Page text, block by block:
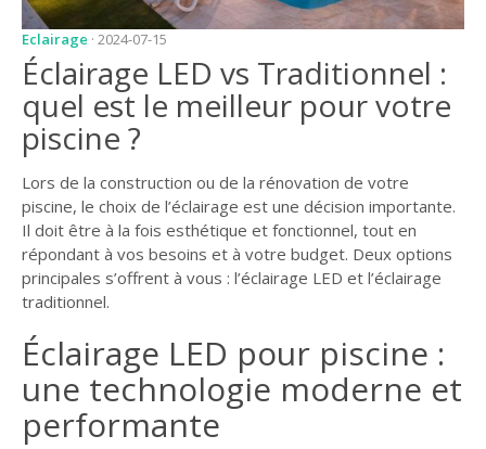
PISCINE
ENTRETIEN
PARTENAIRES
INFO PAYSAGISTE
GUIDE JARDIN ET
PAYSAGE
GUIDE JARDIN
ELAGAGE ET
COMPAGNIE
Eclairage · 2024-07-15
Éclairage LED vs Traditionnel :
quel est le meilleur pour votre
piscine ?
Lors de la construction ou de la rénovation de votre
piscine, le choix de l’éclairage est une décision importante.
Il doit être à la fois esthétique et fonctionnel, tout en
répondant à vos besoins et à votre budget. Deux options
principales s’offrent à vous : l’éclairage LED et l’éclairage
traditionnel.
Éclairage LED pour piscine :
une technologie moderne et
performante